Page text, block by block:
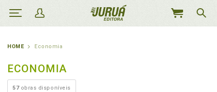
MEU
HOME Economia
ECONOMIA
57obras disponíveis